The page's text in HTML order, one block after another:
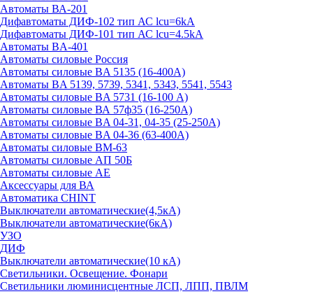
Автоматы ВА-201
Дифавтоматы ДИФ-102 тип АС lcu=6kA
Дифавтоматы ДИФ-101 тип АС lcu=4.5kA
Автоматы BA-401
Автоматы силовые Россия
Автоматы силовые BA 5135 (16-400А)
Автоматы BA 5139, 5739, 5341, 5343, 5541, 5543
Автоматы силовые BA 5731 (16-100 А)
Автоматы силовые ВА 57ф35 (16-250А)
Автоматы силовые BA 04-31, 04-35 (25-250А)
Автоматы силовые BA 04-36 (63-400А)
Автоматы силовые ВМ-63
Автоматы силовые АП 50Б
Автоматы силовые АЕ
Аксессуары для ВА
Автоматика CHINT
Выключатели автоматические(4,5кА)
Выключатели автоматические(6кА)
УЗО
ДИФ
Выключатели автоматические(10 кА)
Светильники. Освещение. Фонари
Светильники люминисцентные ЛСП, ЛПП, ПВЛМ